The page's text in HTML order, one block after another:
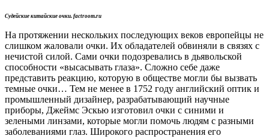
Судейские китайские очки. factroom.ru
На протяжении нескольких последующих веков европейцы не
слишком жаловали очки. Их обладателей обвиняли в связях с
нечистой силой. Сами очки подозревались в дьявольской
способности «высасывать глаза». Сложно себе даже
представить реакцию, которую в обществе могли бы вызвать
темные очки… Тем не менее в 1752 году английский оптик и
промышленный дизайнер, разрабатывающий научные
приборы, Джеймс Эскью изготовил очки с синими и
зелеными линзами, которые могли помочь людям с разными
заболеваниями глаз. Широкого распространения его